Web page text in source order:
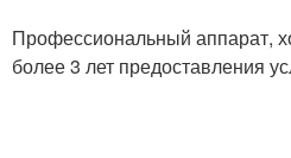
Профессиональный аппарат,
более 3 лет предоставления